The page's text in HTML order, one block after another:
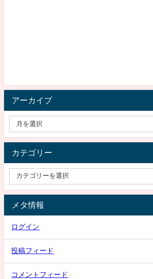
アーカイブ
カテゴリー
メタ情報
ログイン
投稿フィード
コメントフィード